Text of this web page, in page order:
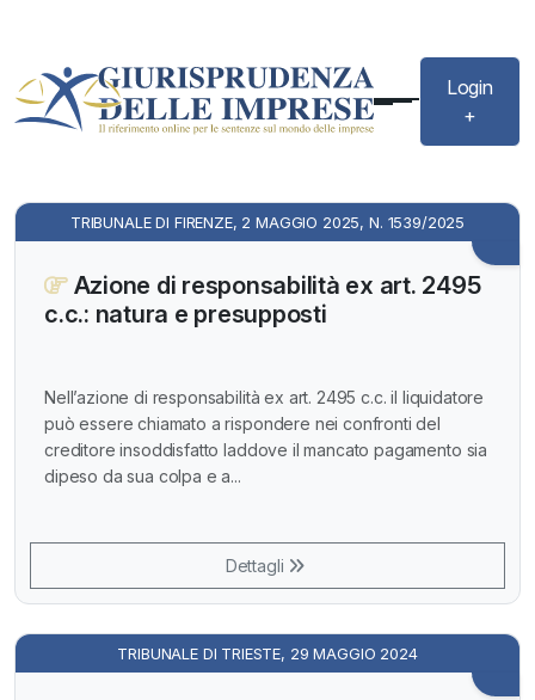
Login
+
TRIBUNALE DI FIRENZE, 2 MAGGIO 2025, N. 1539/2025
Azione di responsabilità ex art. 2495
c.c.: natura e presupposti
Nell’azione di responsabilità ex art. 2495 c.c. il liquidatore
può essere chiamato a rispondere nei confronti del
creditore insoddisfatto laddove il mancato pagamento sia
dipeso da sua colpa e a...
Dettagli
TRIBUNALE DI TRIESTE, 29 MAGGIO 2024